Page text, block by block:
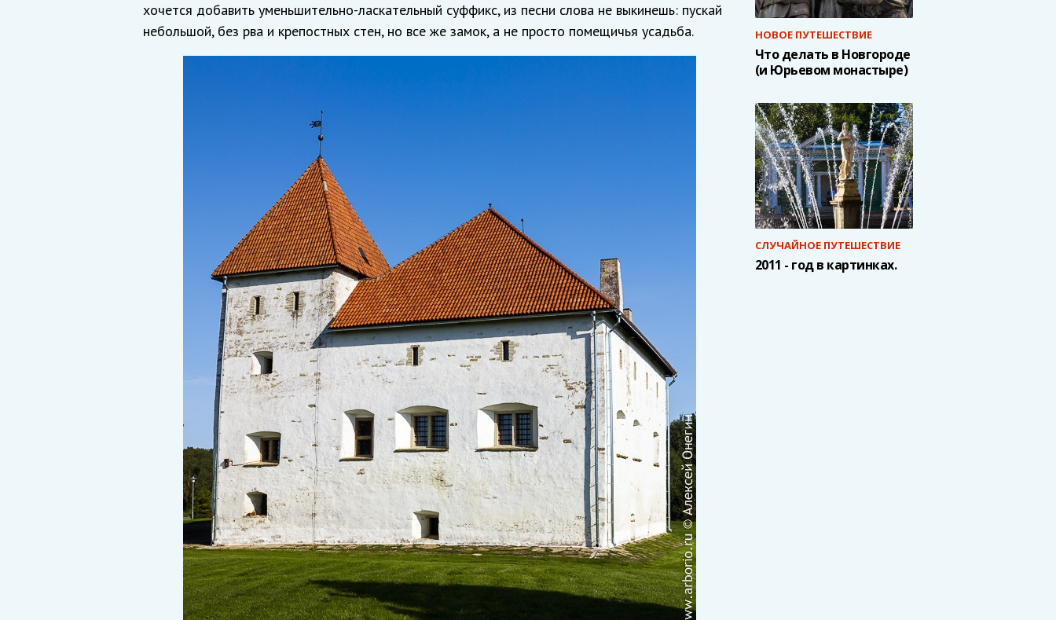
хочется добавить уменьшительно-ласкательный суффикс, из песни слова не выкинешь: пускай
небольшой, без рва и крепостных стен, но все же замок, а не просто помещичья усадьба.
НОВОЕ ПУТЕШЕСТВИЕ
Что делать в Новгороде
(и Юрьевом монастыре)
СЛУЧАЙНОЕ ПУТЕШЕСТВИЕ
2011 - год в картинках.